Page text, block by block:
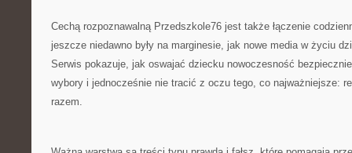
Cechą rozpoznawalną Przedszkole76 jest także łączenie
jeszcze niedawno były na marginesie, jak nowe media w życiu
Serwis pokazuje, jak oswajać dziecku nowoczesność
wybory i jednocześnie nie tracić z oczu tego, co najważniejsze:
razem.